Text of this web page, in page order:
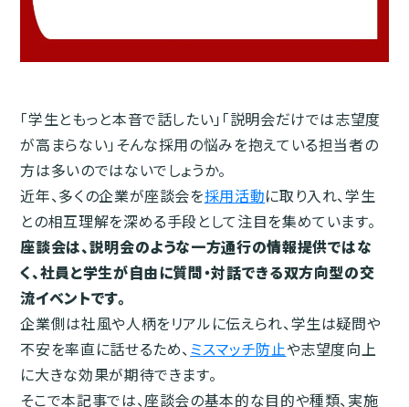
「学生ともっと本音で話したい」「説明会だけでは志望度
が高まらない」そんな採用の悩みを抱えている担当者の
方は多いのではないでしょうか。
近年、多くの企業が座談会を採用活動に取り入れ、学生
との相互理解を深める手段として注目を集めています。
座談会は、説明会のような一方通行の情報提供ではな
く、社員と学生が自由に質問・対話できる双方向型の交
流イベントです。
企業側は社風や人柄をリアルに伝えられ、学生は疑問や
不安を率直に話せるため、ミスマッチ防止や志望度向上
に大きな効果が期待できます。
そこで本記事では、座談会の基本的な目的や種類、実施